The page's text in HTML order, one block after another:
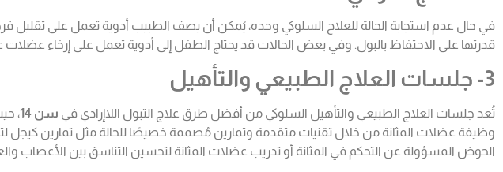
في حال عدم استجابة الحالة للعلاج السلوكي وحده، يُمكن أن يصف الطبيب أدوية تعمل على تقليل
قدرتها على الاحتفاظ بالبول. وفي بعض الحالات قد يحتاج الطفل إلى أدوية تعمل على إرخاء عضلات
3- جلسات العلاج الطبيعي والتأهيل
تُعد جلسات العلاج الطبيعي والتأهيل السلوكي من أفضل طرق علاج التبول اللاإرادي في سن 14
،
وظيفة عضلات المثانة من خلال تقنيات متقدمة وتمارين مُصممة خصيصًا للحالة مثل تمارين كيجل
الحوض المسؤولة عن التحكم في المثانة أو تدريب عضلات المثانة لتحسين التناسق بين الأعصاب